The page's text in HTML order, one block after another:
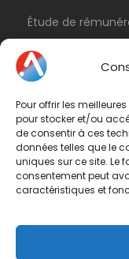
Pour offrir les
pour stocker et/ou
de consentir à ces
données telles que le
uniques sur ce site. Le
consentement peut
caractéristiques et
Étude de
Conditions
confidentialité
Conditions
Contactez-nous
Vous avez une
01